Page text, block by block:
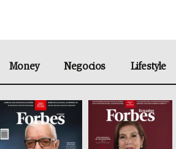
Money Negocios Lifestyle